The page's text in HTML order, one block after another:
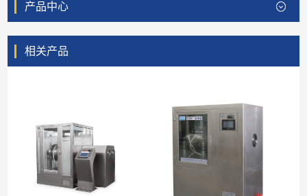
产品中心
相关产品